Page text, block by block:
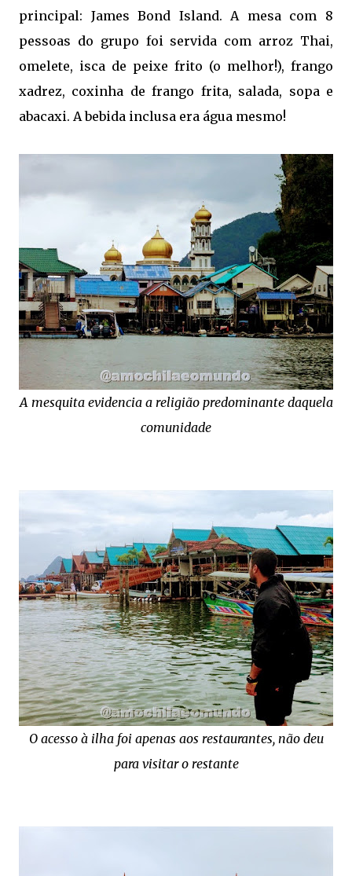
principal: James Bond Island. A mesa com 8
pessoas do grupo foi servida com arroz Thai,
omelete, isca de peixe frito (o melhor!), frango
xadrez, coxinha de frango frita, salada, sopa e
abacaxi. A bebida inclusa era água mesmo!
A mesquita evidencia a religião predominante daquela
comunidade
O acesso à ilha foi apenas aos restaurantes, não deu
para visitar o restante